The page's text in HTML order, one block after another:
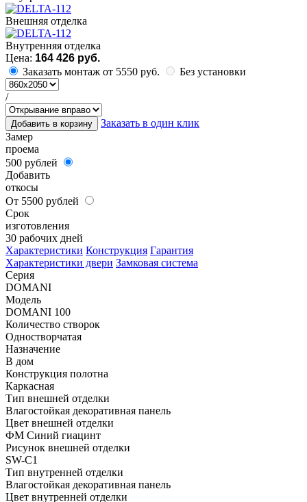
Внешняя отделка
Внутренняя отделка
Цена: 164 426 руб.
Заказать монтаж от 5550 руб.
Без установки
/
Добавить в корзину
Заказать в один клик
Замер
проема
500 рублей
Добавить
откосы
От 5500 рублей
Срок
изготовления
30 рабочих дней
Характеристики Конструкция Гарантия
Характеристики двери Замковая система
Серия
DOMANI
Модель
DOMANI 100
Количество створок
Одностворчатая
Назначение
В дом
Конструкция полотна
Каркасная
Тип внешней отделки
Влагостойкая декоративная панель
Цвет внешней отделки
ФМ Синий гиацинт
Рисунок внешней отделки
SW-C1
Тип внутренней отделки
Влагостойкая декоративная панель
Цвет внутренней отделки